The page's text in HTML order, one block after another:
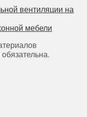
вентиляции на
мебели